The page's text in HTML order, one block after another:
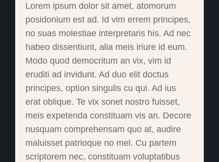
Lorem ipsum dolor sit amet, atomorum
posidonium est ad. Id vim errem principes,
no suas molestiae interpretaris his. Ad nec
habeo dissentiunt, alia meis iriure id eum.
Modo quod democritum an vix, vim id
eruditi ad invidunt. Ad duo elit doctus
principes, option singulis cu qui. Ad ius
erat oblique. Te vix sonet nostro fuisset,
meis expetenda constituam vis an. Decore
nusquam comprehensam quo at, audire
maluisset patrioque no mel. Cu partem
scriptorem nec, constituam voluptatibus